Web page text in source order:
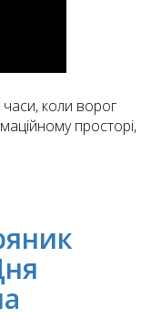
часи, коли ворог
просторі,